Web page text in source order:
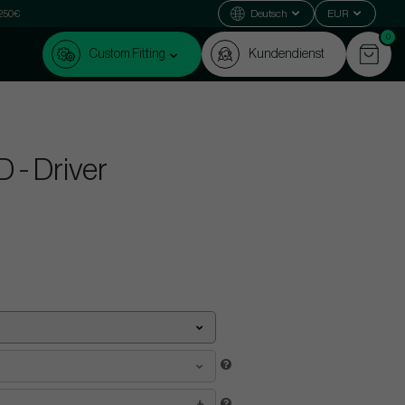
Deutsch EUR
Custom Fitting Kundendienst
0
- Driver